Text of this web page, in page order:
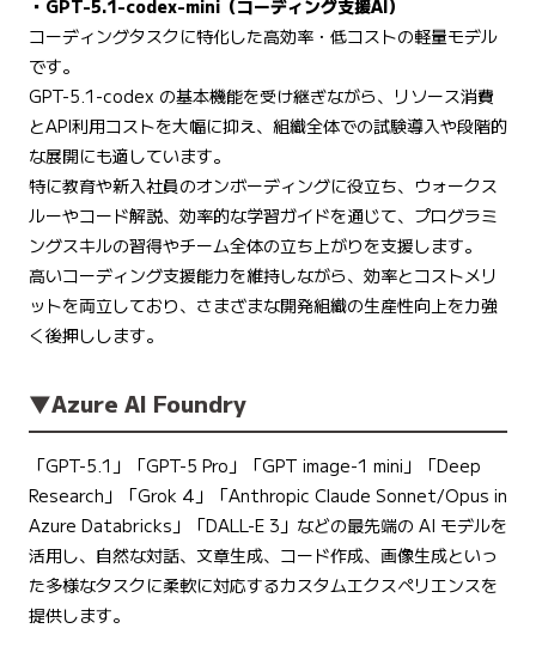
・GPT-5.1-codex-mini（コーディング支援AI）
コーディングタスクに特化した高効率・低コストの軽量モデル
です。
GPT-5.1-codex の基本機能を受け継ぎながら、リソース消費
とAPI利用コストを大幅に抑え、組織全体での試験導入や段階的
な展開にも適しています。
特に教育や新入社員のオンボーディングに役立ち、ウォークス
ルーやコード解説、効率的な学習ガイドを通じて、プログラミ
ングスキルの習得やチーム全体の立ち上がりを支援します。
高いコーディング支援能力を維持しながら、効率とコストメリ
ットを両立しており、さまざまな開発組織の生産性向上を力強
く後押しします。
▼Azure AI Foundry
「GPT-5.1」「GPT-5 Pro」「GPT image-1 mini」「Deep
Research」「Grok 4」「Anthropic Claude Sonnet/Opus in
Azure Databricks」「DALL-E 3」などの最先端の AI モデルを
活用し、自然な対話、文章生成、コード作成、画像生成といっ
た多様なタスクに柔軟に対応するカスタムエクスペリエンスを
提供します。